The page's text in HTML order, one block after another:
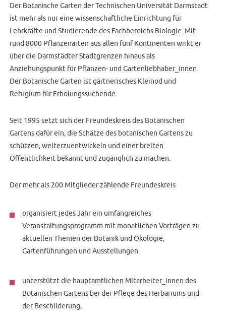
Der Botanische Garten der Technischen Universität Darmstadt
ist mehr als nur eine wissenschaftliche Einrichtung für
Lehrkräfte und Studierende des Fachbereichs Biologie. Mit
rund 8000 Pflanzenarten aus allen fünf Kontinenten wirkt er
über die Darmstädter Stadtgrenzen hinaus als
Anziehungspunkt für Pflanzen- und Gartenliebhaber_innen.
Der Botanische Garten ist gärtnerisches Kleinod und
Refugium für Erholungssuchende.
Seit 1995 setzt sich der Freundeskreis des Botanischen
Gartens dafür ein, die Schätze des botanischen Gartens zu
schützen, weiterzuentwickeln und einer breiten
Öffentlichkeit bekannt und zugänglich zu machen.
Der mehr als 200 Mitglieder zählende Freundeskreis
organisiert jedes Jahr ein umfangreiches
Veranstaltungsprogramm mit monatlichen Vorträgen zu
aktuellen Themen der Botanik und Ökologie,
Gartenführungen und Ausstellungen
unterstützt die hauptamtlichen Mitarbeiter_innen des
Botanischen Gartens bei der Pflege des Herbariums und
der Beschilderung,